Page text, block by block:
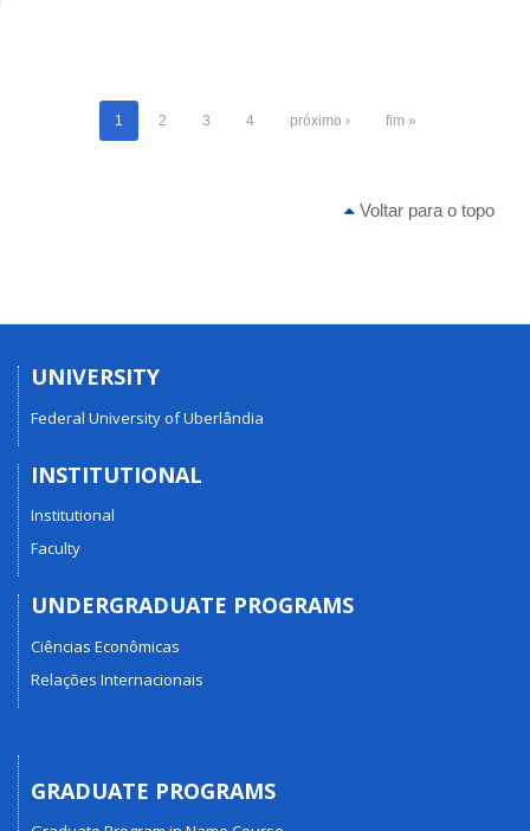
1 2 3 4 próximo › fim »
Voltar para o topo
UNIVERSITY
Federal University of Uberlândia
INSTITUTIONAL
Institutional
Faculty
UNDERGRADUATE PROGRAMS
Ciências Econômicas
Relações Internacionais
GRADUATE PROGRAMS